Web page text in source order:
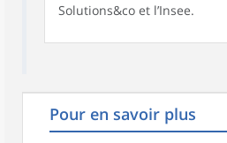
Solutions&co et l’Insee.
Pour en savoir plus